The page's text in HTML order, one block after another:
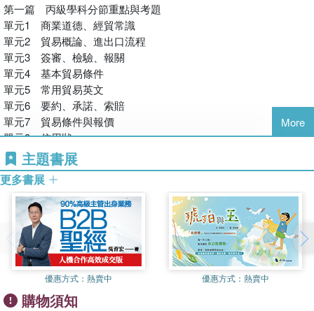
四、最新年度試題解析：
本書於最後附有112及113年國貿業務丙級技能檢定術科試題解析，
使讀者得以熟悉考題類型與出題趨勢。
第一篇 丙級學科分節重點與考題
單元1 商業道德、經貿常識
單元2 貿易概論、進出口流程
單元3 簽審、檢驗、報關
單元4 基本貿易條件
單元5 常用貿易英文
單元6 要約、承諾、索賠
單元7 貿易條件與報價
單元8 信用狀
單元9 進出口結匯與融資
單元10 貨物運輸保險、輸出保險
單元11 國際貨物運輸
第二篇 丙級術科分類重點及範例演練
單元12 基礎貿易英文
單元13 貿易流程
單元14 商業信用狀分析
單元15 貿易單據製作
單元16 出口價格核算
More
主題書展
更多書展
優惠方式： 熱賣中 優惠方式： 熱賣中
購物須知